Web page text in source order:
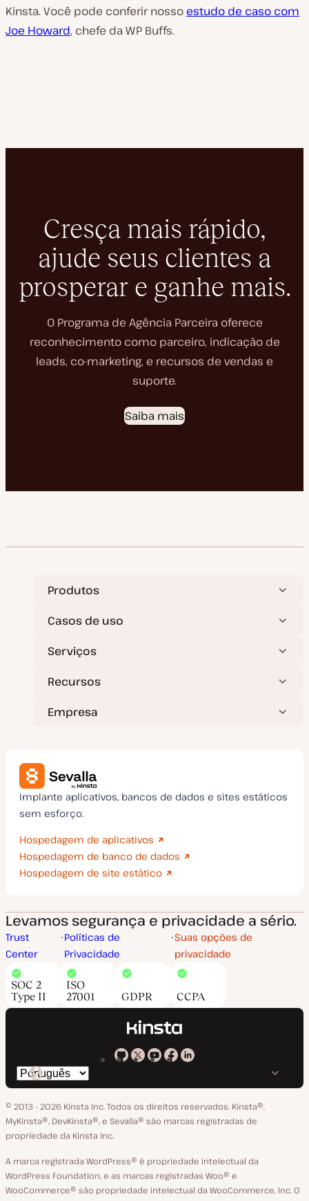
Kinsta. Você pode conferir nosso estudo de caso com
Joe Howard, chefe da WP Buffs.
Cresça mais rápido,
ajude seus clientes a
prosperar e ganhe mais.
O Programa de Agência Parceira oferece
reconhecimento como parceiro, indicação de
leads, co-marketing, e recursos de vendas e
suporte.
Saiba mais
Produtos
Casos de uso
Serviços
Recursos
Empresa
Implante aplicativos, bancos de dados e sites estáticos
sem esforço.
Hospedagem de aplicativos
Hospedagem de banco de dados
Hospedagem de site estático
Levamos segurança e privacidade a sério.
Trust
Center
Políticas de
Privacidade
Suas opções de
privacidade
SOC 2
Type II
ISO
27001
GDPR CCPA
Kinsta
GitHub
Kinsta
X
Kinsta
YouTube
Kinsta
Facebook
Kinsta
LinkedIn
Trocar
o
idioma
© 2013 - 2026 Kinsta Inc. Todos os direitos reservados. Kinsta®‚
MyKinsta®‚ DevKinsta®‚ e Sevalla® são marcas registradas de
propriedade da Kinsta Inc.
A marca registrada WordPress® é propriedade intelectual da
WordPress Foundation, e as marcas registradas Woo® e
WooCommerce® são propriedade intelectual da WooCommerce, Inc. O